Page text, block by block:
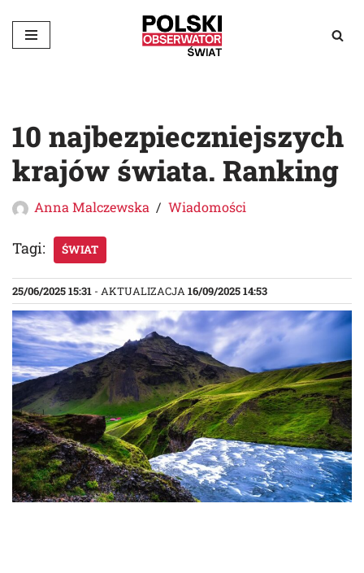
Przejdź
10 najbezpieczniejszych
krajów świata. Ranking
Anna Malczewska Wiadomości
Tagi: ŚWIAT
25/06/2025 15:31 - AKTUALIZACJA16/09/2025 14:53